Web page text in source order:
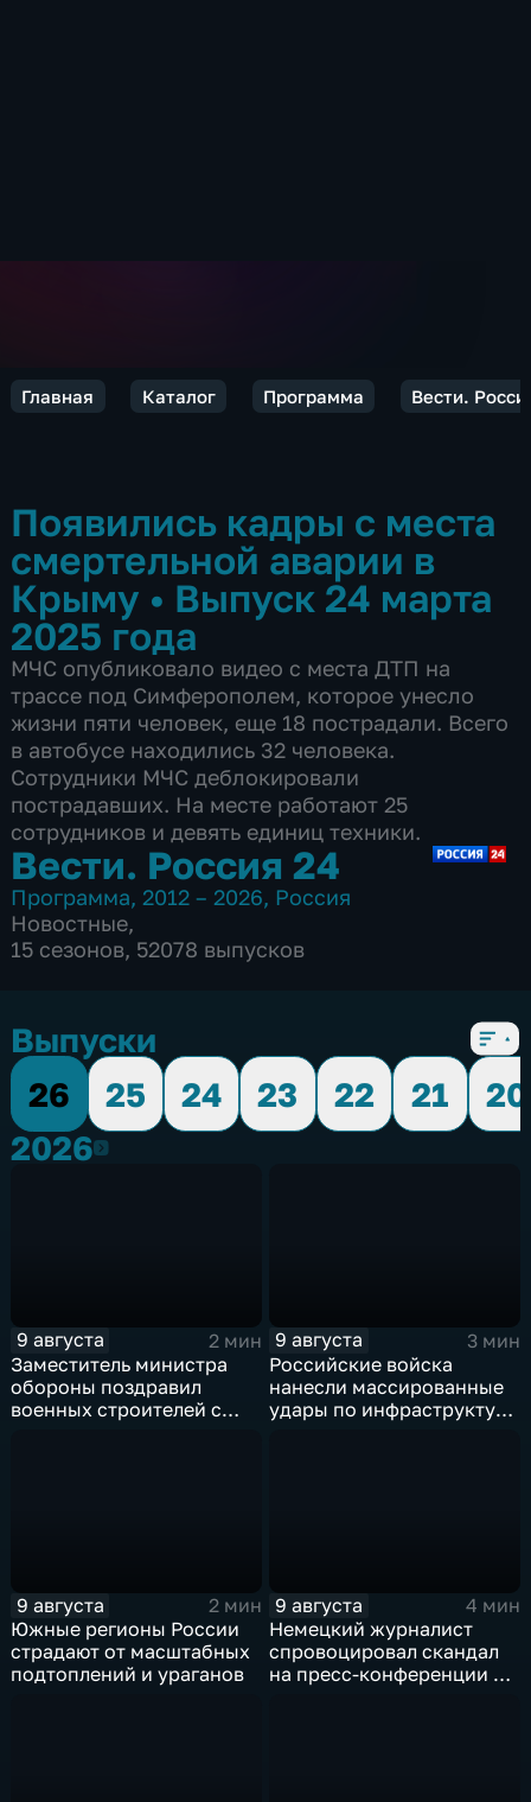
Главная Каталог Программа Вести.
Появились кадры с места
смертельной аварии в
Крыму • Выпуск 24 марта
2025 года
МЧС опубликовало видео с места ДТП на
трассе под Симферополем, которое унесло
жизни пяти человек, еще 18 пострадали. Всего
в автобусе находились 32 человека.
Сотрудники МЧС деблокировали
пострадавших. На месте работают 25
сотрудников и девять единиц техники.
Вести. Россия 24
Программа, 2012 – 2026, Россия
Новостные,
15 сезонов, 52078 выпусков
Выпуски
26
25 24 23 22 21
20
20262026
9 августа
2 мин
Заместитель министра
обороны поздравил
военных строителей с
9 августа
3 мин
Российские войска
нанесли массированные
удары по инфраструктуре
9 августа
2 мин
Южные регионы России
страдают от масштабных
подтоплений и ураганов
9 августа
4 мин
Немецкий журналист
спровоцировал скандал
на пресс-конференции в